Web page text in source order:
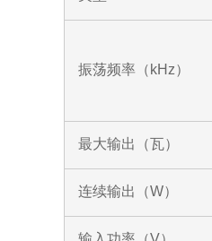
振荡频率（kHz）
最大输出（瓦）
连续输出（W）